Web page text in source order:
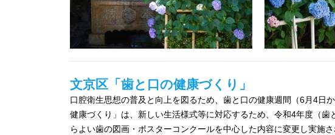
文京区「歯と口の健康づくり」
口腔衛生思想の普及と向上を図るため、歯と口の健康週間（6月4日
健康づくり」は、新しい生活様式等に対応するため、令和4年度（
らよい歯の図画・ポスターコンクールを中心した内容に変更し実施さ